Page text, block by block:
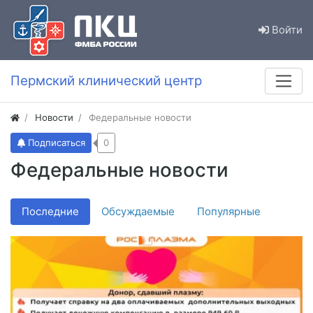
Войти
Пермский клинический центр
Новости Федеральные новости
Федеральные новости
Подписаться 0
Последние Обсуждаемые Популярные